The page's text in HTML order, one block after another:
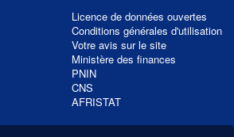
Licence de données ouvertes
Conditions générales d'utilisation
Votre avis sur le site
Ministère des finances
PNIN
CNS
AFRISTAT